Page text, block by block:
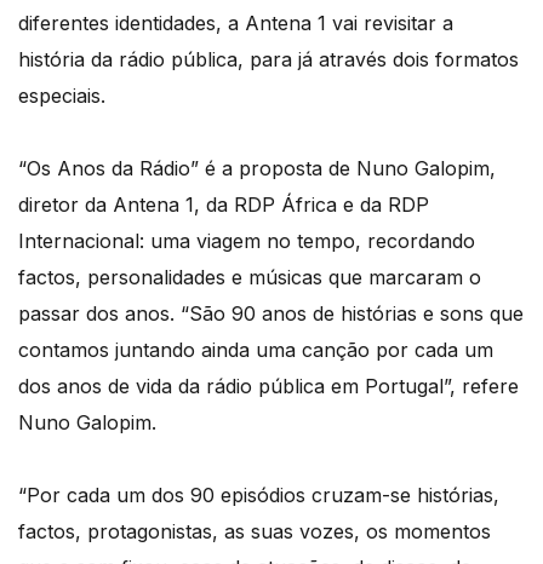
diferentes identidades, a Antena 1 vai revisitar a
história da rádio pública, para já através dois formatos
especiais.
“Os Anos da Rádio” é a proposta de Nuno Galopim,
diretor da Antena 1, da RDP África e da RDP
Internacional: uma viagem no tempo, recordando
factos, personalidades e músicas que marcaram o
passar dos anos. “São 90 anos de histórias e sons que
contamos juntando ainda uma canção por cada um
dos anos de vida da rádio pública em Portugal”, refere
Nuno Galopim.
“Por cada um dos 90 episódios cruzam-se histórias,
factos, protagonistas, as suas vozes, os momentos